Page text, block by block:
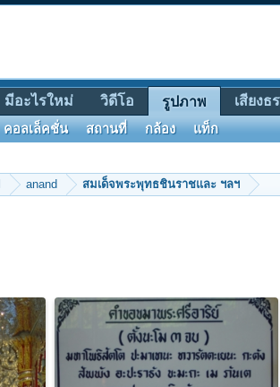
anand สมเด็จพระพุทธชินราชและ ฯลฯ
มีอะไรใหม่ วิดีโอ รูปภาพ
คอลเล็คชั่น สถานที่ กล้อง แท็ก
เสียงธ